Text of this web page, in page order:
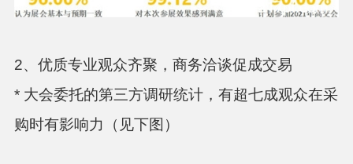
2、优质专业观众齐聚，商务洽谈促成交易
* 大会委托的第三方调研统计，有超七成观众在采
购时有影响力（见下图）